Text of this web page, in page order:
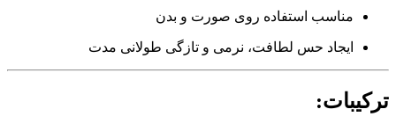
مناسب استفاده روی صورت و بدن
ایجاد حس لطافت، نرمی و تازگی طولانی مدت
ترکیبات: